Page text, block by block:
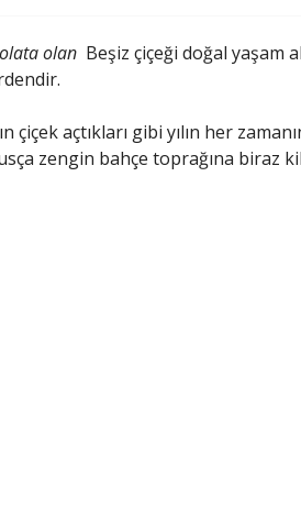
olan Beşiz çiçeği doğal yaşam
çiçek açtıkları gibi yılın her
zengin bahçe toprağına